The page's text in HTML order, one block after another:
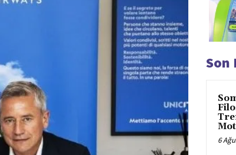
Son
6